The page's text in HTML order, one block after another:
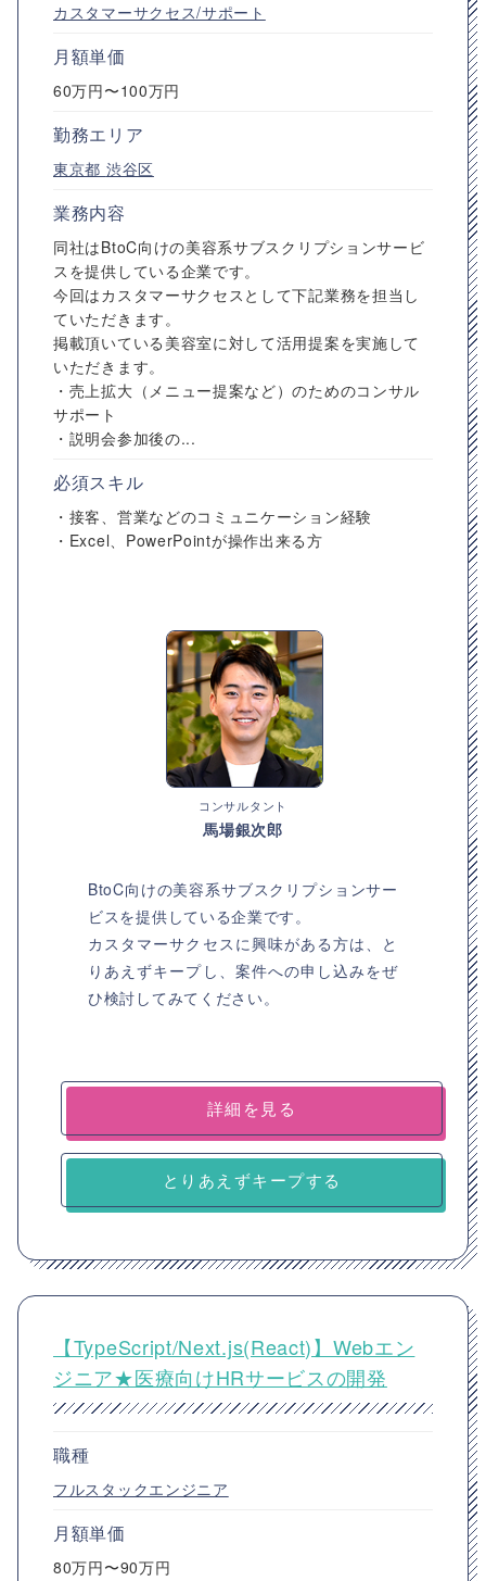
カスタマーサクセス/サポート
月額単価
60万円〜100万円
勤務エリア
東京都 渋谷区
業務内容
同社はBtoC向けの美容系サブスクリプションサービ
スを提供している企業です。
今回はカスタマーサクセスとして下記業務を担当し
ていただきます。
掲載頂いている美容室に対して活用提案を実施して
いただきます。
・売上拡大（メニュー提案など）のためのコンサル
サポート
・説明会参加後の...
必須スキル
・接客、営業などのコミュニケーション経験
・Excel、PowerPointが操作出来る方
コンサルタント
馬場銀次郎
BtoC向けの美容系サブスクリプションサー
ビスを提供している企業です。
カスタマーサクセスに興味がある方は、と
りあえずキープし、案件への申し込みをぜ
ひ検討してみてください。
詳細を見る
とりあえずキープする
【TypeScript/Next.js(React)】Webエン
ジニア★医療向けHRサービスの開発
職種
フルスタックエンジニア
月額単価
80万円〜90万円